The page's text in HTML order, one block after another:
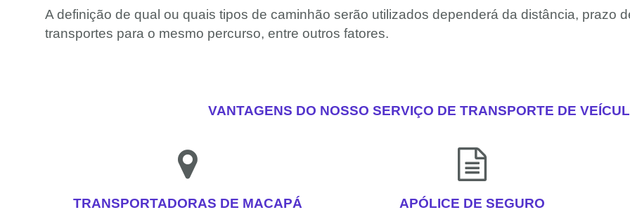
A definição de qual ou quais tipos de caminhão serão utilizados dependerá da distância, prazo
transportes para o mesmo percurso, entre outros fatores.
VANTAGENS DO NOSSO SERVIÇO DE TRANSPORTE DE
TRANSPORTADORAS DE MACAPÁ APÓLICE DE SEGURO